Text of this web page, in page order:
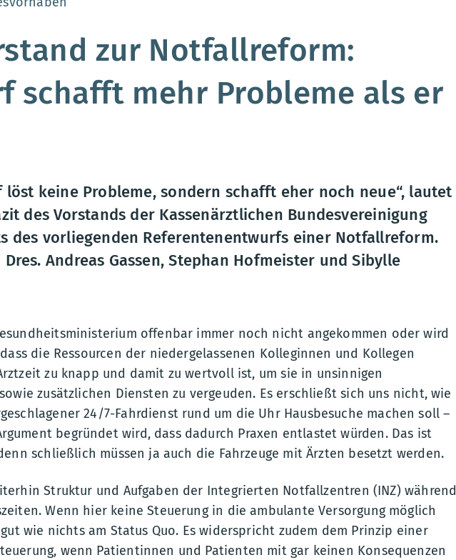
zur Notfallreform:
schafft mehr Probleme als er
löst keine Probleme, sondern schafft eher noch neue“, lautet
des Vorstands der Kassenärztlichen Bundesvereinigung
des vorliegenden Referentenentwurfs einer Notfallreform.
Andreas Gassen, Stephan Hofmeister und Sibylle
offenbar immer noch nicht angekommen oder wird
die Ressourcen der niedergelassenen Kolleginnen und Kollegen
zu knapp und damit zu wertvoll ist, um sie in unsinnigen
zusätzlichen Diensten zu vergeuden. Es erschließt sich uns nicht, wie
24/7-Fahrdienst rund um die Uhr Hausbesuche machen soll –
begründet wird, dass dadurch Praxen entlastet würden. Das ist
schließlich müssen ja auch die Fahrzeuge mit Ärzten besetzt werden.
Struktur und Aufgaben der Integrierten Notfallzentren (INZ) während
Wenn hier keine Steuerung in die ambulante Versorgung möglich
wie nichts am Status Quo. Es widerspricht zudem dem Prinzip einer
wenn Patientinnen und Patienten mit gar keinen Konsequenzen